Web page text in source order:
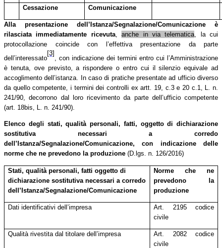
Cessazione Comunicazione
Alla presentazione dell’Istanza/Segnalazione/Comunicazione
è
rilasciata immediatamente ricevuta,anche in via telematica , la cui
protocollazione coincide con l’effettiva presentazione da parte
dell’interessato
[3]
, con indicazione dei termini entro cui l’Amministrazione
è tenuta, ove previsto, a rispondere o entro cui il silenzio equivale ad
accoglimento dell’istanza. In caso di pratiche presentate ad ufficio diverso
da quello competente, i termini dei controlli ex artt. 19, c.3 e 20 c.1, L. n.
241/90, decorrono dal loro ricevimento da parte dell’ufficio competente
(art. 18bis, L. n. 241/90).
Elenco degli stati, qualità personali, fatti, oggetto di dichiarazione
sostitutiva necessari a corredo
dell’Istanza/Segnalazione/Comunicazione, con indicazione delle
norme che ne prevedono la produzione (D.lgs. n. 126/2016)
Stati, qualità personali, fatti oggetto di
dichiarazione sostitutiva necessari a corredo
dell’Istanza/Segnalazione/Comunicazione
Norme che ne
prevedono la
produzione
Dati identificativi dell’impresa
Art. 2195 codice
civile
Qualità rivestita dal titolare dell’impresa
Art. 2082 codice
civile